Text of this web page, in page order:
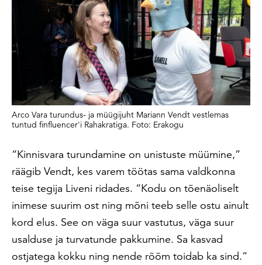
Arco Vara turundus- ja müügijuht Mariann Vendt vestlemas
tuntud finfluencer'i Rahakratiga. Foto: Erakogu
“Kinnisvara turundamine on unistuste müümine,”
räägib Vendt, kes varem töötas sama valdkonna
teise tegija Liveni ridades. “Kodu on tõenäoliselt
inimese suurim ost ning mõni teeb selle ostu ainult
kord elus. See on väga suur vastutus, väga suur
usalduse ja turvatunde pakkumine. Sa kasvad
ostjatega kokku ning nende rõõm toidab ka sind.”